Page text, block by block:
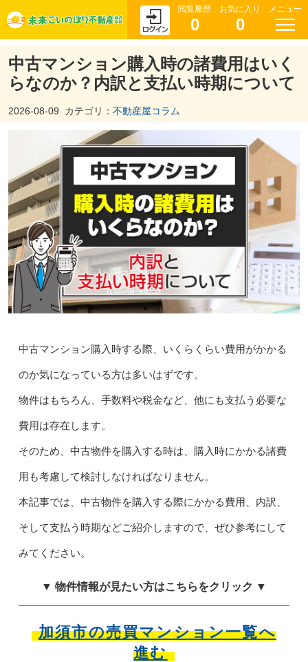
閲覧履歴
0
お気に入り
0
メニュー
中古マンション購入時の諸費用はいく
らなのか？内訳と支払い時期について
2026-08-09 カテゴリ： 不動産屋コラム
中古マンション購入時する際、いくらくらい費用がかかる
のか気になっている方は多いはずです。
物件はもちろん、手数料や税金など、他にも支払う必要な
費用は存在します。
そのため、中古物件を購入する時は、購入時にかかる諸費
用も考慮して検討しなければなりません。
本記事では、中古物件を購入する際にかかる費用、内訳、
そして支払う時期などご紹介しますので、ぜひ参考にして
みてください。
▼ 物件情報が見たい方はこちらをクリック ▼
加須市の売買マンション一覧へ
進む